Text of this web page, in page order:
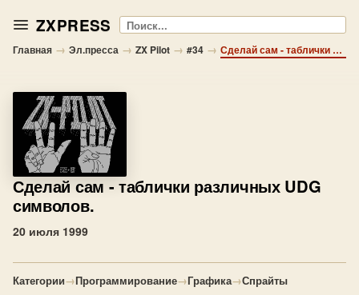
ZXPRESS Поиск
Главная → Эл.пресса → ZX Pilot → #34 → Сделай сам - таблички различных UDG символов.
Сделай сам - таблички различных UDG
символов.
20 июля 1999
Категории→Программирование→Графика→Спрайты